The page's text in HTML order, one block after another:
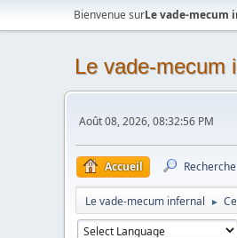
Bienvenue surLe vade-mecum
Le vade-mecum
Août 08, 2026, 08:32:56 PM
Accueil
Le vade-mecum infernal ►